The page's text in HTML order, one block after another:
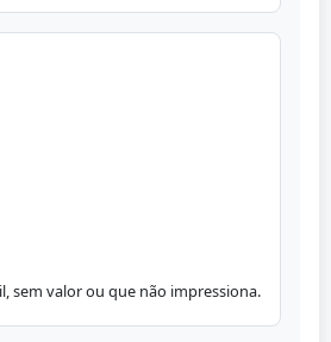
sem valor ou que não impressiona.